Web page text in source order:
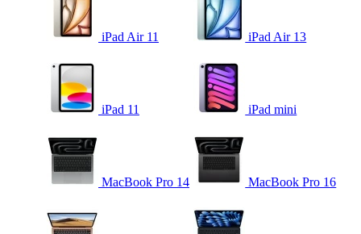
iPad Air 11 iPad Air 13
iPad 11 iPad mini
MacBook Pro 14 MacBook Pro 16